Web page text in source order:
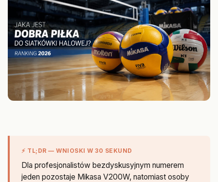
⚡ TL;DR — WNIOSKI W 30 SEKUND
Dla profesjonalistów bezdyskusyjnym numerem
jeden pozostaje Mikasa V200W, natomiast osoby